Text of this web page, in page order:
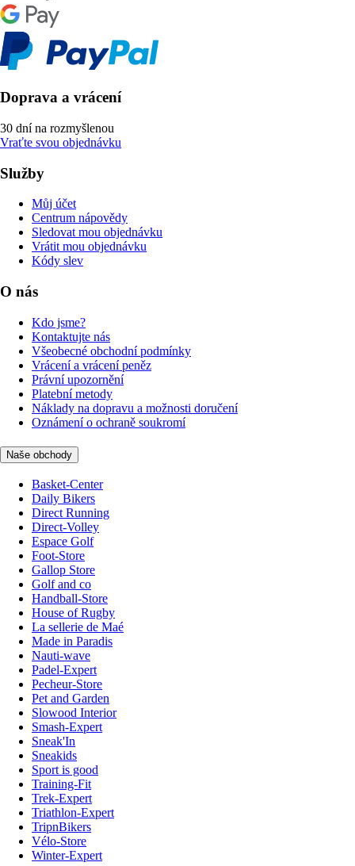
Doprava a vrácení
30 dní na rozmyšlenou
Vraťte svou objednávku
Služby
Můj účet
Centrum nápovědy
Sledovat mou objednávku
Vrátit mou objednávku
Kódy slev
O nás
Kdo jsme?
Kontaktujte nás
Všeobecné obchodní podmínky
Vrácení a vrácení peněz
Právní upozornění
Platební metody
Náklady na dopravu a možnosti doručení
Oznámení o ochraně soukromí
Naše obchody
Basket-Center
Daily Bikers
Direct Running
Direct-Volley
Espace Golf
Foot-Store
Gallop Store
Golf and co
Handball-Store
House of Rugby
La sellerie de Maé
Made in Paradis
Nauti-wave
Padel-Expert
Pecheur-Store
Pet and Garden
Slowood Interior
Smash-Expert
Sneak'In
Sneakids
Sport is good
Training-Fit
Trek-Expert
Triathlon-Expert
TripnBikers
Vélo-Store
Winter-Expert